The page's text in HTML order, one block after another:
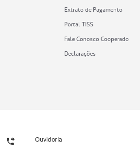
Extrato de Pagamento
Portal TISS
Fale Conosco Cooperado
Declarações
Ouvidoria